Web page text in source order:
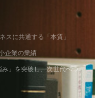
スに共通する「本質」
企業の業績
み」を突破し、次世代へつ